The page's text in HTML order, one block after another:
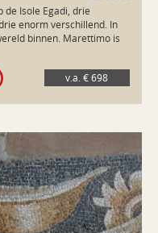
de Isole Egadi, drie
enorm verschillend. In
binnen. Marettimo is
de Isole Egadi, drie
enorm verschillend. In
Levanzo wandel je zo maar
van elegante
mens. En op het
de rijkdom die de
niet zo'n gek idee
eiland. Wie zou daar niet
v.a. € 698